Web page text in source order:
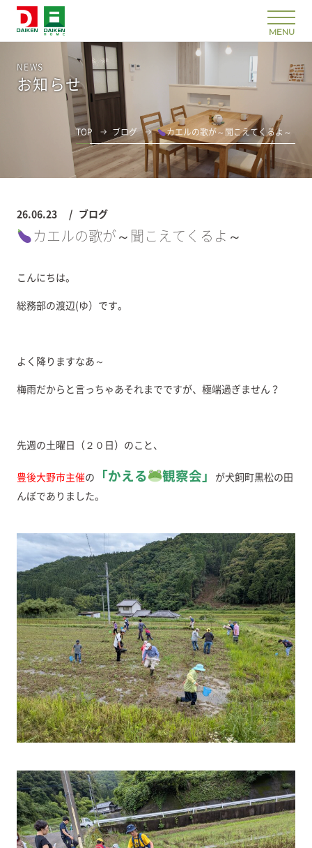
NEWS
お知らせ
TOP ブログ カエルの歌が～聞こえてくるよ～
26.06.23 ブログ
カエルの歌が～聞こえてくるよ～
こんにちは。
総務部の渡辺(ゆ）です。
よく降りますなあ～
梅雨だからと言っちゃあそれまでですが、極端過ぎません？
先週の土曜日（２０日）のこと、
豊後大野市主催の 「かえる 観察会」
が犬飼町黒松の田
んぼでありました。